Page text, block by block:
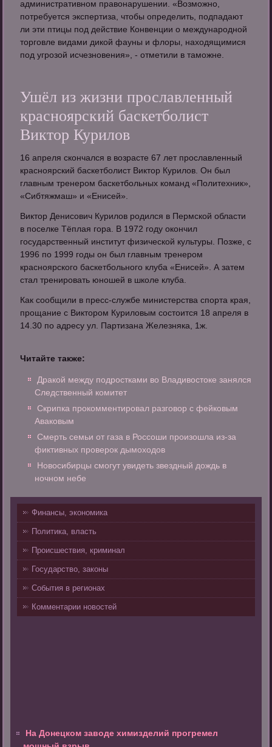
административном правонарушении. «Возможно,
потребуется экспертиза, чтобы определить, подпадают
ли эти птицы под действие Конвенции о международной
торговле видами дикой фауны и флоры, находящимися
под угрозой исчезновения», - отметили в таможне.
Ушёл из жизни прославленный
красноярский баскетболист
Виктор Курилов
16 апреля скончался в возрасте 67 лет прославленный
красноярский баскетболист Виктор Курилов. Он был
главным тренером баскетбольных команд «Политехник»,
«Сибтяжмаш» и «Енисей».
Виктор Денисович Курилов родился в Пермской области
в поселке Тёплая гора. В 1972 году окончил
государственный институт физической культуры. Позже, с
1996 по 1999 годы он был главным тренером
красноярского баскетбольного клуба «Енисей». А затем
стал тренировать юношей в школе клуба.
Как сообщили в пресс-службе министерства спорта края,
прощание с Виктором Куриловым состоится 18 апреля в
14.30 по адресу ул. Партизана Железняка, 1ж.
Читайте также:
Дракой между подростками во Владивостоке занялся
Следственный комитет
Скрипка прокомментировал разговор с фейковым
Аваковым
Смерть семьи от газа в Россоши произошла из-за
фиктивных проверок дымоходов
Новосибирцы смогут увидеть звездный дождь в
ночном небе
Финансы, экономика
Политика, власть
Происшествия, криминал
Государство, законы
События в регионах
Комментарии новостей
На Донецком заводе химизделий прогремел